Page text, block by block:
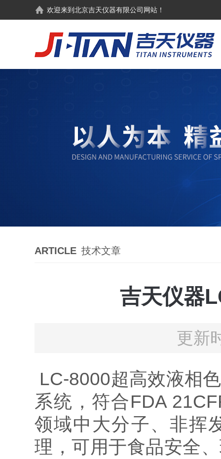
欢迎来到北京吉天仪器有限公司 网站！
ARTICLE 技术文章
吉天仪器
更新
LC-8000超高效液相
系统，符合FDA
领域中大分子、非挥
理，可用于食品安全